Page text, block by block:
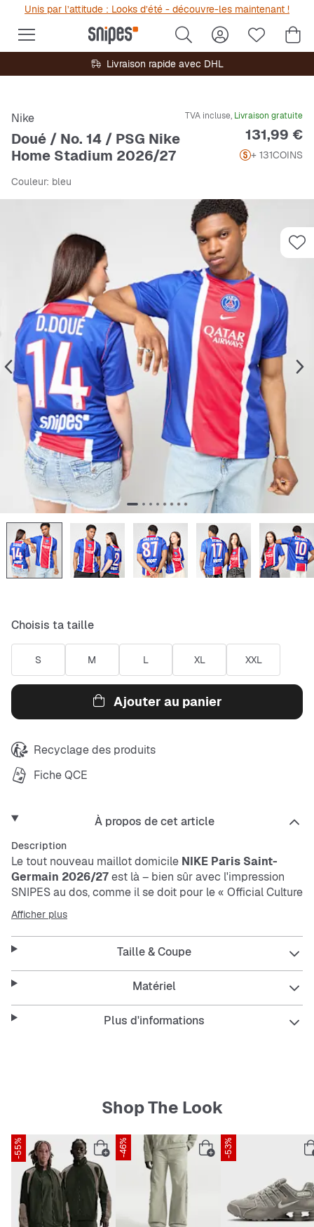
Unis par l’attitude : Looks d’été - découvre-les maintenant !
Livraison rapide avec DHL
Nike
Doué / No. 14 / PSG Nike
Home Stadium 2026/27
TVA incluse, Livraison gratuite
Prix
131,99 €
+ 131COINS
Couleur: bleu
Choisis ta taille
S M L XL XXL
Ajouter au panier
Recyclage des produits
Fiche QCE
À propos de cet article
Description
Le tout nouveau maillot domicile NIKE Paris Saint-
Germain 2026/27est là – bien sûr avec l'impression
SNIPES au dos, comme il se doit pour le « Official Culture
and Community Partner » officiel du PSG ! Il présente le
design rétro iconique avec une bande rouge au centre,
une coupe Regular Fit, le tissu NIKE Dri-FIT qui évacue la
transpiration, un col élastique, les logos NIKE et Paris
Saint-Germain ainsi que le numéro 14 de Désiré Doué au
dos.
Caractéristiques :
Tissu NIKE Dri-FIT
Col élastique
Bande rouge centrale
Afficher plus
Taille & Coupe
Matériel
Plus d'informations
Shop The Look
-55%
-46% -53% SNIPES EXCLUSIVE